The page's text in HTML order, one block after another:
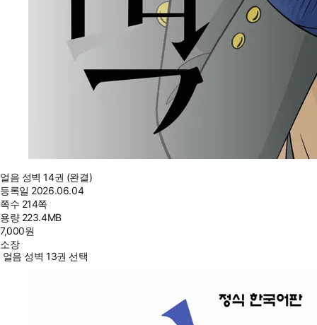
얼음 성벽 14권 (완결)
등록일 2026.06.04
쪽수 214쪽
용량 223.4MB
7,000원
소장
얼음 성벽 13권 선택